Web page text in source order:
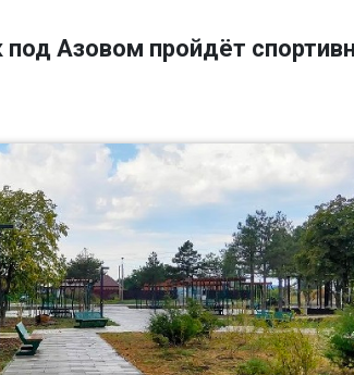
под Азовом пройдёт